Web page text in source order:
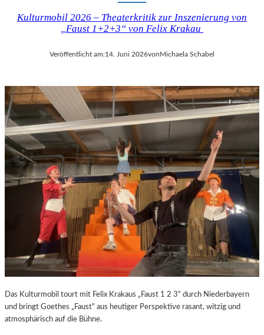
Kulturmobil 2026 – Theaterkritik zur Inszenierung von
„Faust 1+2+3“ von Felix Krakau
Veröffentlicht am:14. Juni 2026vonMichaela Schabel
Das Kulturmobil tourt mit Felix Krakaus „Faust 1 2 3“ durch Niederbayern
und bringt Goethes „Faust“ aus heutiger Perspektive rasant, witzig und
atmosphärisch auf die Bühne.